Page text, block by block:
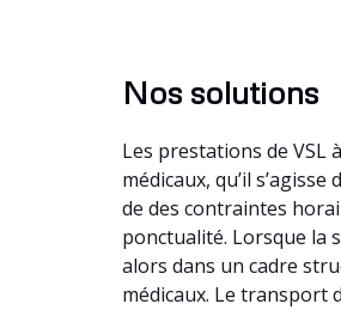
Nos solutions
Les prestations de VSL
médicaux, qu’il
de des contraintes
ponctualité. Lorsque la
alors dans un cadre
médicaux. Le transport